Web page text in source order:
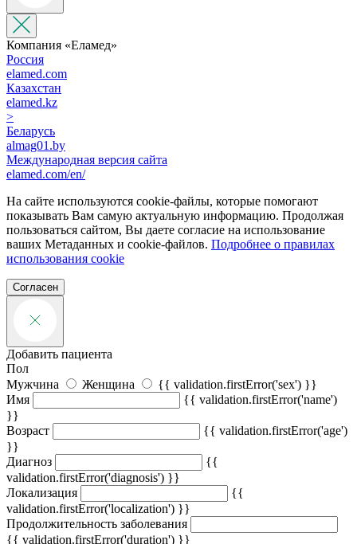
Компания «‎Еламед»
Россия
elamed.com
Казахстан
elamed.kz
>
Беларусь
almag01.by
Международная версия сайта
elamed.com/en/
На сайте используются cookie-файлы, которые помогают
показывать Вам самую актуальную информацию. Продолжая
пользоваться сайтом, Вы даете согласие на использование
ваших Метаданных и cookie-файлов. Подробнее о правилах
использования cookie
Согласен
Добавить пациента
Пол
Мужчина
Женщина
{{ validation.firstError('sex') }}
Имя
{{ validation.firstError('name')
}}
Возраст
{{ validation.firstError('age')
}}
Диагноз
{{
validation.firstError('diagnosis') }}
Локализация
{{
validation.firstError('localization') }}
Продолжительность заболевания
{{ validation.firstError('duration') }}